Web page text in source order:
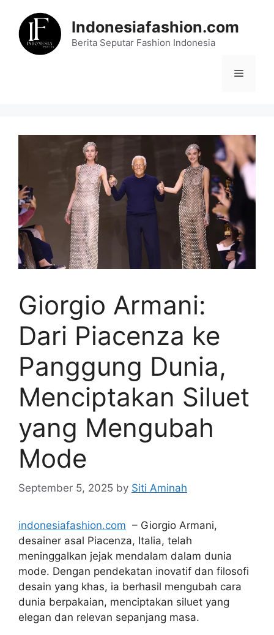
content
Indonesiafashion.com
Berita Seputar Fashion Indonesia
Menu
Giorgio Armani:
Dari Piacenza ke
Panggung Dunia,
Menciptakan Siluet
yang Mengubah
Mode
September 5, 2025 by Siti Aminah
indonesiafashion.com – Giorgio Armani,
desainer asal Piacenza, Italia, telah
meninggalkan jejak mendalam dalam dunia
mode. Dengan pendekatan inovatif dan filosofi
desain yang khas, ia berhasil mengubah cara
dunia berpakaian, menciptakan siluet yang
elegan dan relevan sepanjang masa.